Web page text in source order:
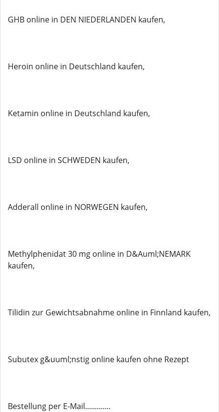
GHB online in DEN NIEDERLANDEN kaufen,
Heroin online in Deutschland kaufen,
Ketamin online in Deutschland kaufen,
LSD online in SCHWEDEN kaufen,
Adderall online in NORWEGEN kaufen,
Methylphenidat 30 mg online in D&Auml;NEMARK
kaufen,
Tilidin zur Gewichtsabnahme online in Finnland kaufen,
Subutex g&uuml;nstig online kaufen ohne Rezept
Bestellung per E-Mail.............